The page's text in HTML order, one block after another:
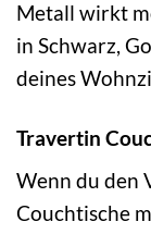
Metall wirkt
in Schwarz,
deines
Travertin
Wenn du den
Couchtische